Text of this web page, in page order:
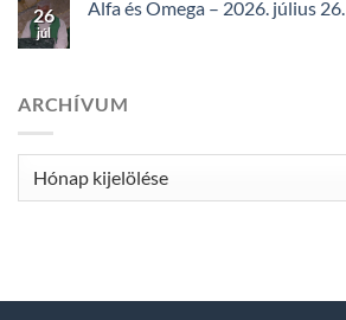
26
júl
Alfa és Omega – 2026. július 26.
ARCHÍVUM
Archívum